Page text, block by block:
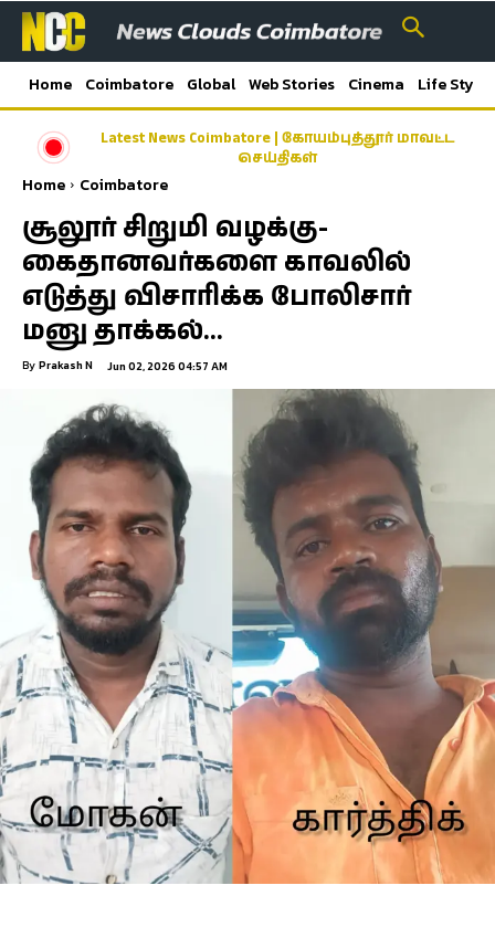
Home Coimbatore Global Web Stories Cinema Life Style
Latest News Coimbatore | கோயம்புத்தூர் மாவட்ட
செய்திகள்
Home Coimbatore
சூலூர் சிறுமி வழக்கு-
கைதானவர்களை காவலில்
எடுத்து விசாரிக்க போலிசார்
மனு தாக்கல்…
By Prakash N Jun 02, 2026 04:57 AM